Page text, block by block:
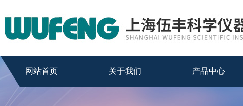
网站首页 关于我们 产品中心